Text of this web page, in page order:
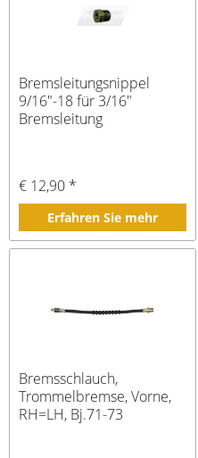
Bremsleitungsnippel
9/16"-18 für 3/16"
Bremsleitung
€ 12,90 *
Erfahren Sie mehr
Bremsschlauch,
Trommelbremse, Vorne,
RH=LH, Bj.71-73